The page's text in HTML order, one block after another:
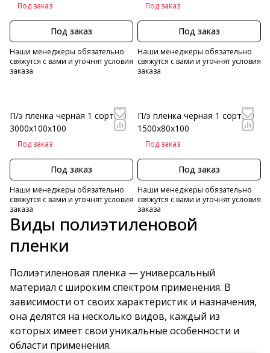
Под заказ
Под заказ
Наши менеджеры обязательно
свяжутся с вами и уточнят условия
заказа
Под заказ
Под заказ
Наши менеджеры обязательно
свяжутся с вами и уточнят условия
заказа
П/э пленка черная 1 сорт
3000х100х100
Под заказ
Под заказ
Наши менеджеры обязательно
свяжутся с вами и уточнят условия
заказа
П/э пленка черная 1 сорт
1500х80х100
Под заказ
Под заказ
Наши менеджеры обязательно
свяжутся с вами и уточнят условия
заказа
Виды полиэтиленовой
пленки
Полиэтиленовая пленка — универсальный
материал с широким спектром применения. В
зависимости от своих характеристик и назначения,
она делятся на несколько видов, каждый из
которых имеет свои уникальные особенности и
области применения.